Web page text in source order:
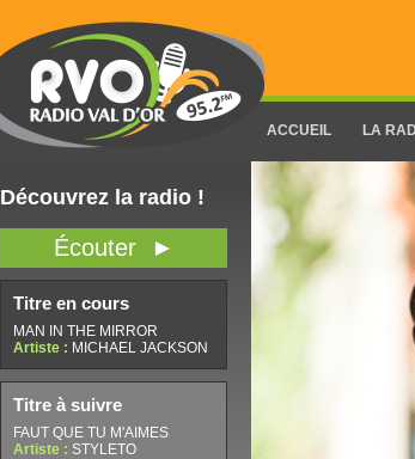
ACCUEIL LA
Découvrez la radio !
Écouter ►
Titre en cours
MAN IN THE MIRROR
Artiste : MICHAEL JACKSON
Titre à suivre
FAUT QUE TU M'AIMES
Artiste : STYLETO